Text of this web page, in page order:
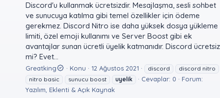
Discord'u kullanmak ücretsizdir. Mesajlaşma, sesli sohbet
ve sunucuya katılma gibi temel özellikler için ödeme
gerekmez. Discord Nitro ise daha yüksek dosya yükleme
limiti, özel emoji kullanımı ve Server Boost gibi ek
avantajlar sunan ücretli üyelik katmanıdır. Discord ücretsiz
mi? Evet...
Greatking Konu 12 Ağustos 2021 discord
discord nitro
nitro basic
sunucu boost uyelik Cevaplar: 0
Forum:
Yazılım, Eklenti & Açık Kaynak